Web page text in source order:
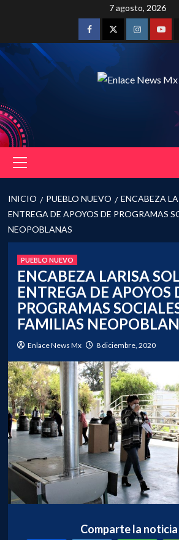
7 agosto, 2026
FacebookTwitterInstagram
principal
INICIO PUEBLO NUEVO
ENCABEZA
ENTREGA DE APOYOS DE PROGRAMAS
NEOPOBLANAS
PUEBLO NUEVO
ENCABEZA LARISA
ENTREGA DE APOYOS
PROGRAMAS
FAMILIAS
Enlace News Mx 8 diciembre, 2020
Comparte la noticia